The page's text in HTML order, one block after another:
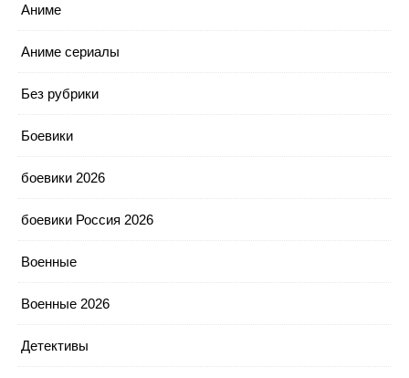
Аниме
Аниме сериалы
Без рубрики
Боевики
боевики 2026
боевики Россия 2026
Военные
Военные 2026
Детективы